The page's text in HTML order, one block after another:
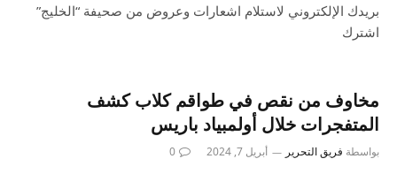
بريدك الإلكتروني لاستلام اشعارات وعروض من صحيفة “الخليج”
اشترك
مخاوف من نقص في طواقم كلاب كشف
المتفجرات خلال أولمبياد باريس
بواسطة فريق التحرير أبريل 7, 2024 0